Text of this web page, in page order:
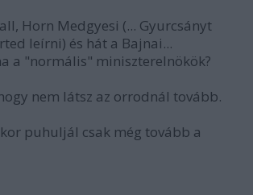
Horn Medgyesi (... Gyurcsányt
leírni) és hát a Bajnai...
a "normális" miniszterelnökök?
nem látsz az orrodnál tovább.
puhuljál csak még tovább a